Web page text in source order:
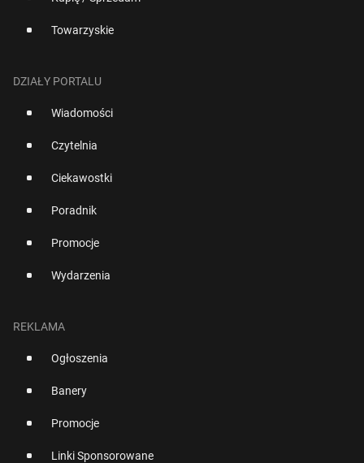
Towarzyskie
DZIAŁY PORTALU
Wiadomości
Czytelnia
Ciekawostki
Poradnik
Promocje
Wydarzenia
REKLAMA
Ogłoszenia
Banery
Promocje
Linki Sponsorowane